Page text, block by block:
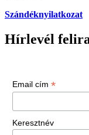
Szándéknyilatkozat
Hírlevél
Email cím *
Keresztnév